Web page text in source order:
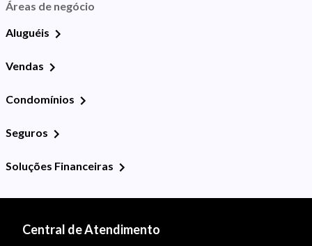
Áreas de negócio
Aluguéis
Vendas
Condomínios
Seguros
Soluções Financeiras
Central de Atendimento